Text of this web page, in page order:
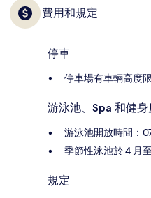
費用和規定
停車
停車場有車輛高度
游泳池、Spa 和健
游泳池開放時間：
季節性泳池於 4 月
規定